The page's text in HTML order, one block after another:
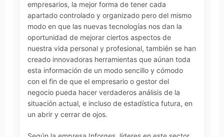
empresarios, la mejor forma de tener cada
apartado controlado y organizado pero del mismo
modo en que las nuevas tecnologías nos dan la
oportunidad de mejorar ciertos aspectos de
nuestra vida personal y profesional, también se han
creado innovadoras herramientas que aúnan toda
esta información de un modo sencillo y cómodo
con el fin de que el empresario o gestor del
negocio pueda hacer verdaderos análisis de la
situación actual, e incluso de estadística futura, en
un abrir y cerrar de ojos.